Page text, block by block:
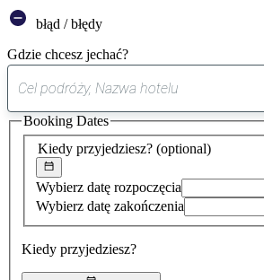
błąd / błędy
Gdzie chcesz jechać?
sugestia
została
znaleziona
Kiedy przyjedziesz? (optional)
Wybierz datę rozpoczęcia
Wybierz datę zakończenia
Kiedy przyjedziesz?
Booking Dates